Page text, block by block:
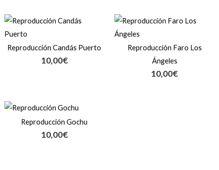
Reproducción Candás Puerto
10,00€
Reproducción Faro Los
Ángeles
10,00€
Reproducción Gochu
10,00€